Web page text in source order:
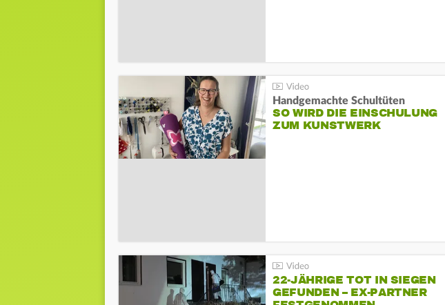
Handgemachte Schultüten
SO WIRD DIE EINSCHULUNG
ZUM KUNSTWERK
22-JÄHRIGE TOT IN SIEGEN
GEFUNDEN – EX-PARTNER